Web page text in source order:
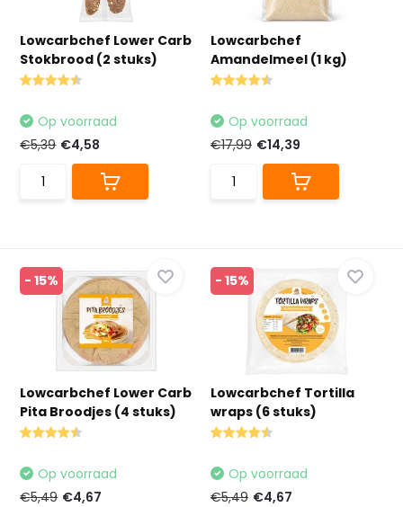
Lowcarbchef Lower Carb
Stokbrood (2 stuks)
Op voorraad
€5,39 €4,58
Lowcarbchef
Amandelmeel (1 kg)
Op voorraad
€17,99 €14,39
- 15%
Lowcarbchef Lower Carb
Pita Broodjes (4 stuks)
Op voorraad
€5,49 €4,67
- 15%
Lowcarbchef Tortilla
wraps (6 stuks)
Op voorraad
€5,49 €4,67